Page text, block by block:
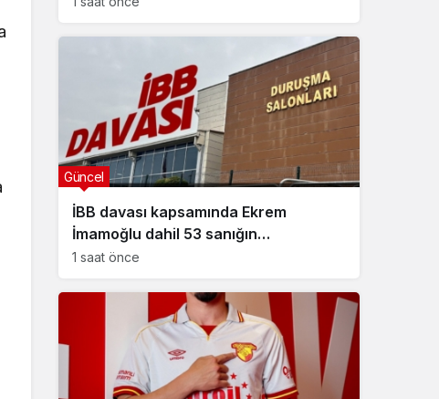
İBB davası kapsamında Ekrem
İmamoğlu dahil 53 sanığın
tutukluluğuna devam kararı
1 saat önce
Güncel